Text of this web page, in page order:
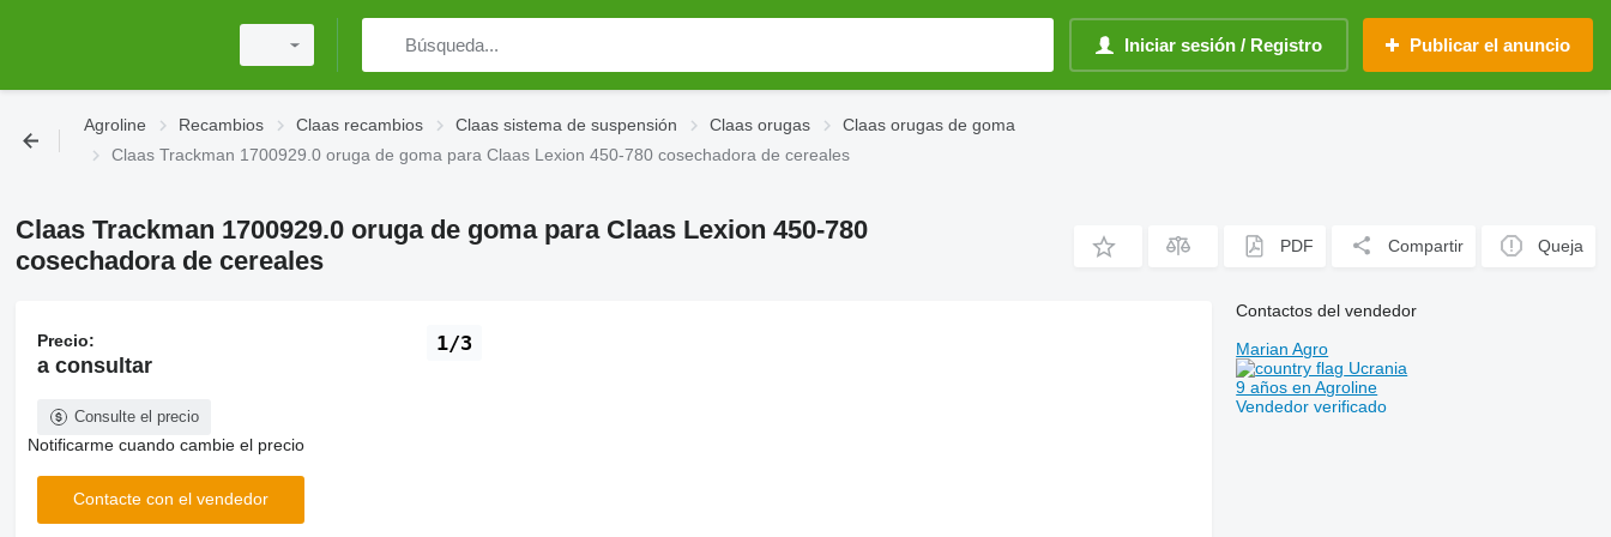
Iniciar sesión / Registro Publicar el anuncio
Agroline Recambios Claas recambios Claas sistema de suspensión Claas orugas
Claas orugas de goma
Claas Trackman 1700929.0 oruga de goma para Claas Lexion 450-780 cosechadora de cereales
Claas Trackman 1700929.0 oruga de goma para Claas Lexion 450-780
cosechadora de cereales
PDF Compartir Queja
1/3
Precio:
a consultar
Consulte el precio
Notificarme cuando cambie el precio
Contacte con el vendedor
Contactos del vendedor
Marian Agro
Ucrania
9 años en Agroline
Vendedor verificado